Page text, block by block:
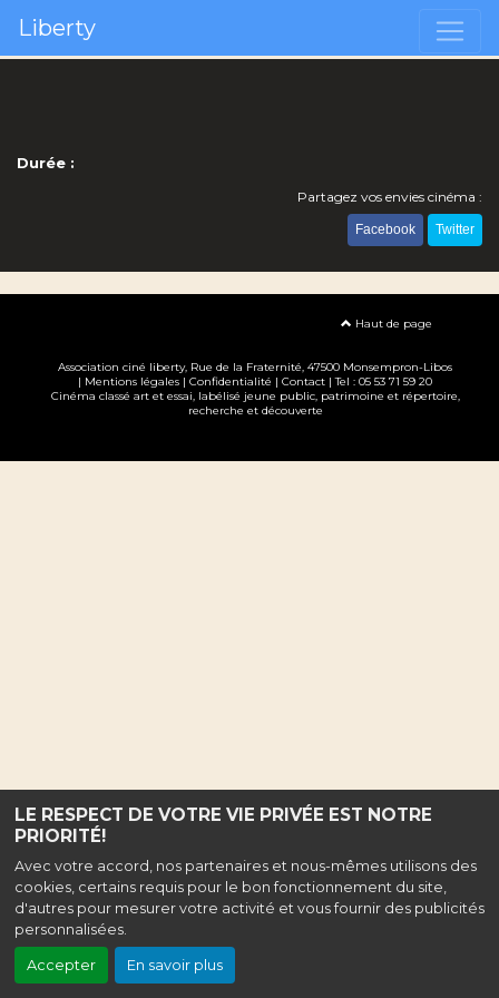
LE RESPECT DE VOTRE VIE PRIVÉE EST NOTRE
PRIORITÉ!
Avec votre accord, nos partenaires et nous-mêmes utilisons des
cookies, certains requis pour le bon fonctionnement du site,
d'autres pour mesurer votre activité et vous fournir des publicités
personnalisées.
Accepter En savoir plus
Liberty
Durée :
Partagez vos envies cinéma :
Facebook Twitter
Haut de page
Association ciné liberty, Rue de la Fraternité, 47500 Monsempron-Libos
| Mentions légales | Confidentialité | Contact | Tel : 05 53 71 59 20
Cinéma classé art et essai, labélisé jeune public, patrimoine et répertoire,
recherche et découverte